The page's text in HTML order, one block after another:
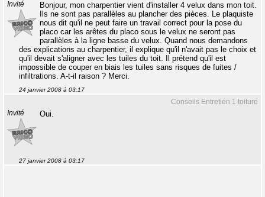
Invité
Bonjour, mon charpentier vient d'installer 4 velux dans mon toit.
Ils ne sont pas parallèles au plancher des pièces. Le plaquiste
nous dit qu'il ne peut faire un travail correct pour la pose du
placo car les arêtes du placo sous le velux ne seront pas
parallèles à la ligne basse du velux. Quand nous demandons
des explications au charpentier, il explique qu'il n'avait pas le choix et
qu'il devait s'aligner avec les tuiles du toit. Il prétend qu'il est
impossible de couper en biais les tuiles sans risques de fuites /
infiltrations. A-t-il raison ? Merci.
24 janvier 2008 à 03:17
Conseils Entretien 1 toiture
Invité Oui.
27 janvier 2008 à 03:17